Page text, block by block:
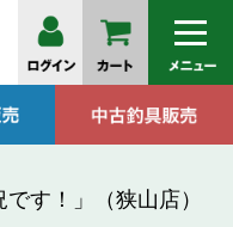
す！」（狭山店）